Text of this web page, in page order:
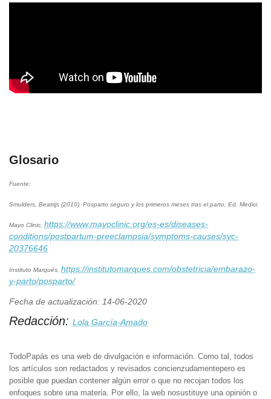
Glosario
Fuente:
Smulders, Beatrijs (2010), Posparto seguro y los primeros meses tras el parto, Ed. Medici.
Mayo Clinic, https://www.mayoclinic.org/es-es/diseases-
conditions/postpartum-preeclampsia/symptoms-causes/syc-
20376646
Instituto Marqués, https://institutomarques.com/obstetricia/embarazo-
y-parto/posparto/
Fecha de actualización: 14-06-2020
Redacción: Lola García-Amado
TodoPapás es una web de divulgación e información. Como tal, todos
los artículos son redactados y revisados concienzudamentepero es
posible que puedan contener algún error o que no recojan todos los
enfoques sobre una materia. Por ello, la web nosustituye una opinión o